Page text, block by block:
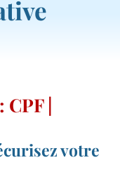
|
votre